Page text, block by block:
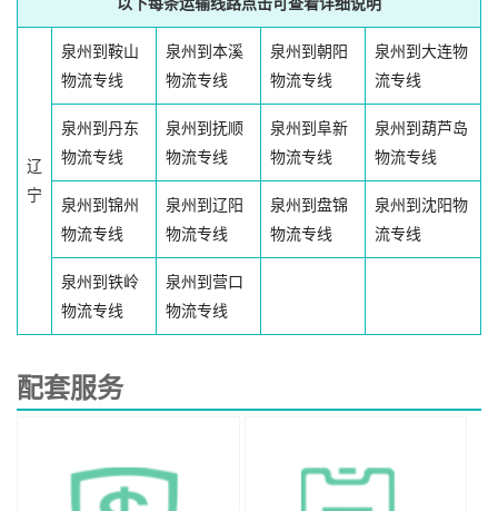
以下每条运输线路点击可查看详细说明
辽
宁
泉州到鞍山
物流专线
泉州到本溪
物流专线
泉州到朝阳
物流专线
泉州到大连物
流专线
泉州到丹东
物流专线
泉州到抚顺
物流专线
泉州到阜新
物流专线
泉州到葫芦岛
物流专线
泉州到锦州
物流专线
泉州到辽阳
物流专线
泉州到盘锦
物流专线
泉州到沈阳物
流专线
泉州到铁岭
物流专线
泉州到营口
物流专线
配套服务